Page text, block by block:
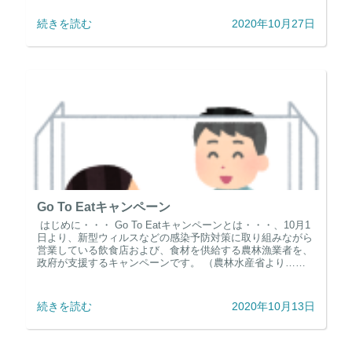
続きを読む 2020年10月27日
Go To Eatキャンペーン
はじめに・・・ Go To Eatキャンペーンとは・・・、10月1
日より、新型ウィルスなどの感染予防対策に取り組みながら
営業している飲食店および、食材を供給する農林漁業者を、
政府が支援するキャンペーンです。 （農林水産省より……
続きを読む 2020年10月13日